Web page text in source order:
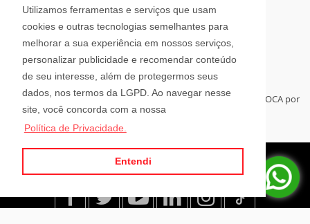
Utilizamos ferramentas e serviços que usam
cookies e outras tecnologias semelhantes para
melhorar a sua experiência em nossos serviços,
personalizar publicidade e recomendar conteúdo
de seu interesse, além de protegermos seus
dados, nos termos da LGPD. Ao navegar nesse
site, você concorda com a nossa
Política de Privacidade.
Entendi
Segunda a Sexta-Feira
08h00 - 12h00 e 13h30 - 18h00
Sábado
08h30 - 12h00
Para administrar seus imóveis á distância, tenha sempre a RELOCA por
perto.